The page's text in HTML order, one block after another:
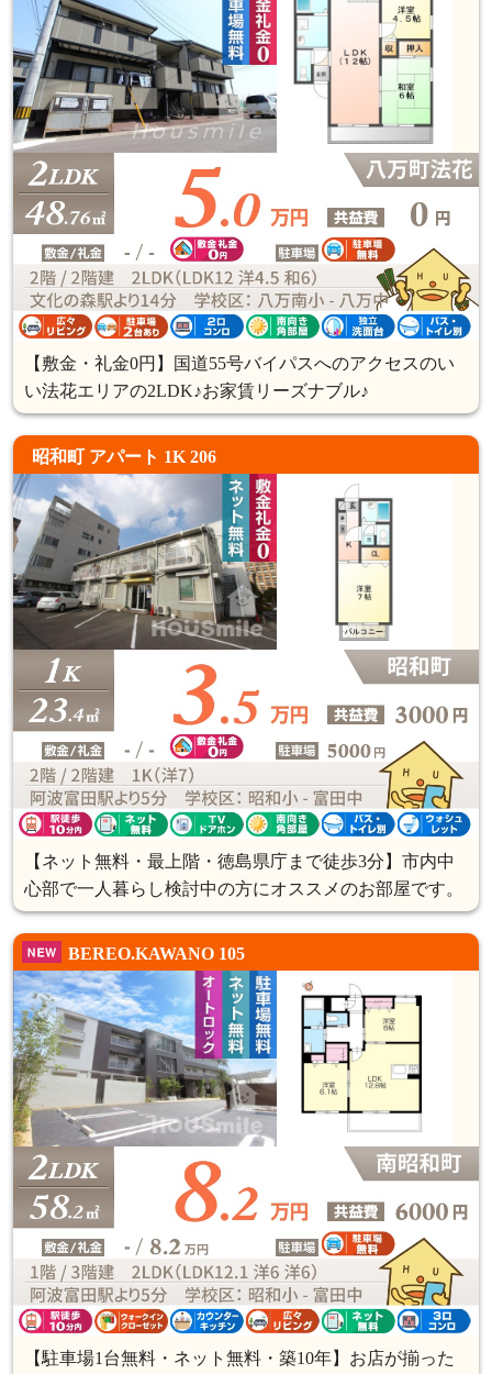
【敷金・礼金0円】国道55号バイパスへのアクセスのい
い法花エリアの2LDK♪お家賃リーズナブル♪
昭和町 アパート 1K 206
【ネット無料・最上階・徳島県庁まで徒歩3分】市内中
心部で一人暮らし検討中の方にオススメのお部屋です。
BEREO.KAWANO 105
【駐車場1台無料・ネット無料・築10年】お店が揃った